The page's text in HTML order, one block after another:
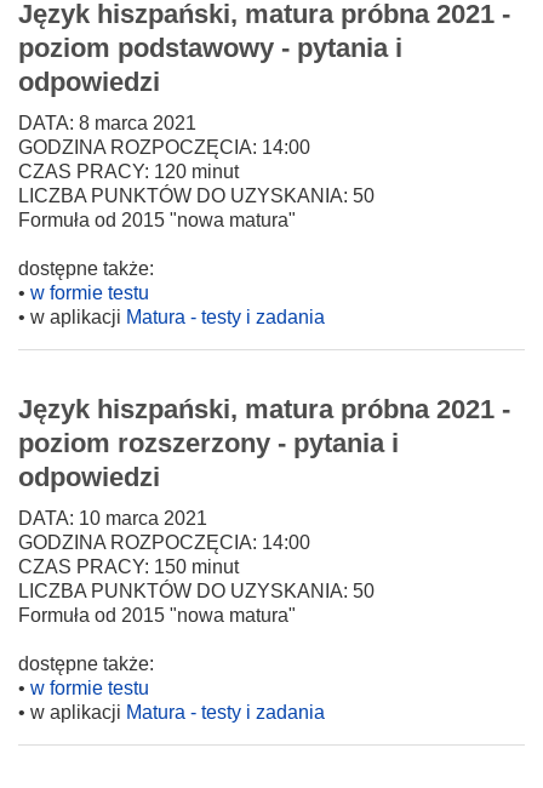
Język hiszpański, matura próbna 2021 -
poziom podstawowy - pytania i
odpowiedzi
DATA: 8 marca 2021
GODZINA ROZPOCZĘCIA: 14:00
CZAS PRACY: 120 minut
LICZBA PUNKTÓW DO UZYSKANIA: 50
Formuła od 2015 "nowa matura"
dostępne także:
• w formie testu
• w aplikacji Matura - testy i zadania
Język hiszpański, matura próbna 2021 -
poziom rozszerzony - pytania i
odpowiedzi
DATA: 10 marca 2021
GODZINA ROZPOCZĘCIA: 14:00
CZAS PRACY: 150 minut
LICZBA PUNKTÓW DO UZYSKANIA: 50
Formuła od 2015 "nowa matura"
dostępne także:
• w formie testu
• w aplikacji Matura - testy i zadania